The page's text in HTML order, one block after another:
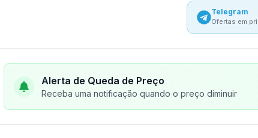
Telegram
Ofertas em
Alerta de Queda de Preço
Receba uma notificação quando o preço diminuir